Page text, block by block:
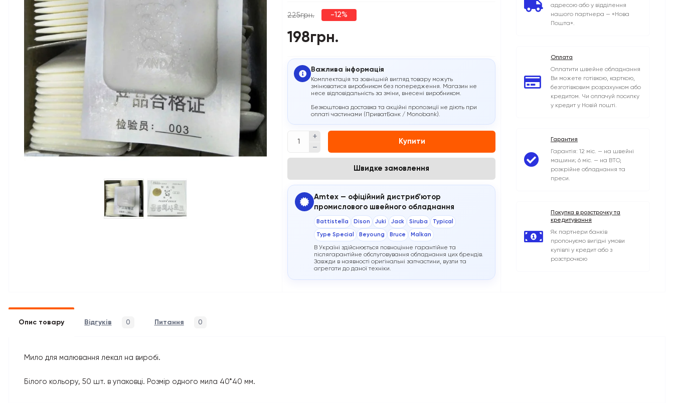
225грн. -12%
198грн.
Важлива інформація
Комплектація та зовнішній вигляд товару можуть
змінюватися виробником без попередження. Магазин не
несе відповідальність за зміни, внесені виробником.
Безкоштовна доставка та акційні пропозиції не діють при
оплаті частинами (ПриватБанк / Monobank).
Купити
Швидке замовлення
Amtex — офіційний дистриб’ютор
промислового швейного обладнання
Battistella Dison Juki Jack Siruba Typical
Type Special Beyoung Bruce Malkan
В Україні здійснюється повноцінне гарантійне та
післягарантійне обслуговування обладнання цих брендів.
Завжди в наявності оригінальні запчастини, вузли та
агрегати до даної техніки.
адресою або у відділення
нашого партнера — «Нова
Пошта».
Оплата
Оплатити швейне обладнання
Ви можете готівкою, карткою,
безготівковим розрахунком або
кредитом. Чи оплачуй посилку
у кредит у Новій пошті.
Гарантия
Гарантія: 12 міс. — на швейні
машини; 6 міс. — на ВТО,
розкрійне обладнання та
преси.
Покупка в розстрочку та
кредитування
Як партнери банків
пропонуємо вигідні умови
купівлі у кредит або з
розстрочкою
Опис товару Відгуків 0 Питання 0
Мило для малювання лекал на виробі.
Білого кольору, 50 шт. в упаковці. Розмір одного мила 40*40 мм.